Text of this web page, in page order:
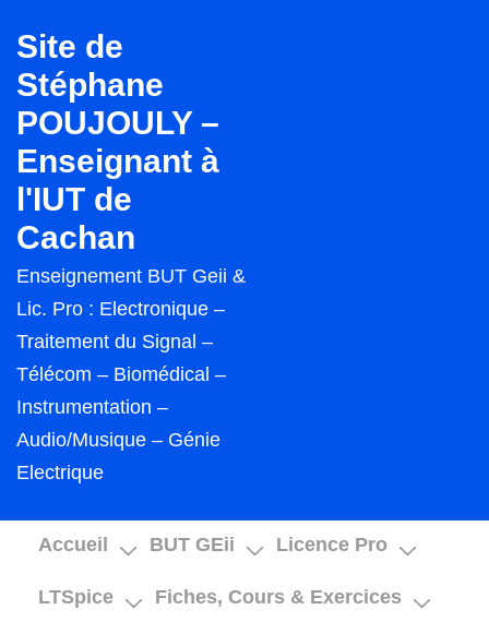
passer
au
contenu
principal
Site de
Stéphane
POUJOULY –
Enseignant à
l'IUT de
Cachan
Enseignement BUT Geii &
Lic. Pro : Electronique –
Traitement du Signal –
Télécom – Biomédical –
Instrumentation –
Audio/Musique – Génie
Electrique
Main
Accueil BUT GEii Licence Pro
LTSpice Fiches, Cours & Exercices